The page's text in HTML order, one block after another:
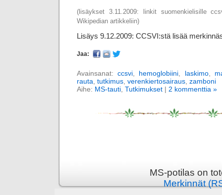
(lisäykset 3.11.2009: linkit suomenkielisille
Wikipedian artikkeliin)
Lisäys 9.12.2009: CCSVI:stä lisää
Jaa:
Avainsanat:ccsvi hemoglobiini laskimo,
rauta tutkimus verenkiertosairaus zamboni
Aihe: MS-tauti Tutkimukset | 2 kommenttia »
MS-potilas on
Merkinnät